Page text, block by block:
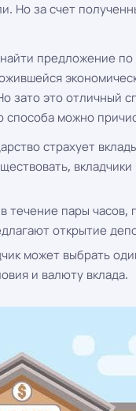
Но за счет
предложение
зато это отличный
можно
страхует
течение пары
открытие
может выбрать
и валюту вклада.